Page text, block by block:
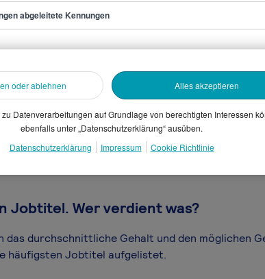
Dein
Selbstständigkeit
Jobtitel. Wer verdient was?
das durchschnittliche Gehalt und den möglichen
häufigsten Jobtitel aufgelistet.
abgeleitete Kennungen
oder ablehnen Alles akzeptieren
Datenverarbeitungen auf Grundlage von berechtigten Interessen
ebenfalls unter „Datenschutzerklärung“ ausüben.
Datenschutzerklärung
Impressum Cookie Richtlinie